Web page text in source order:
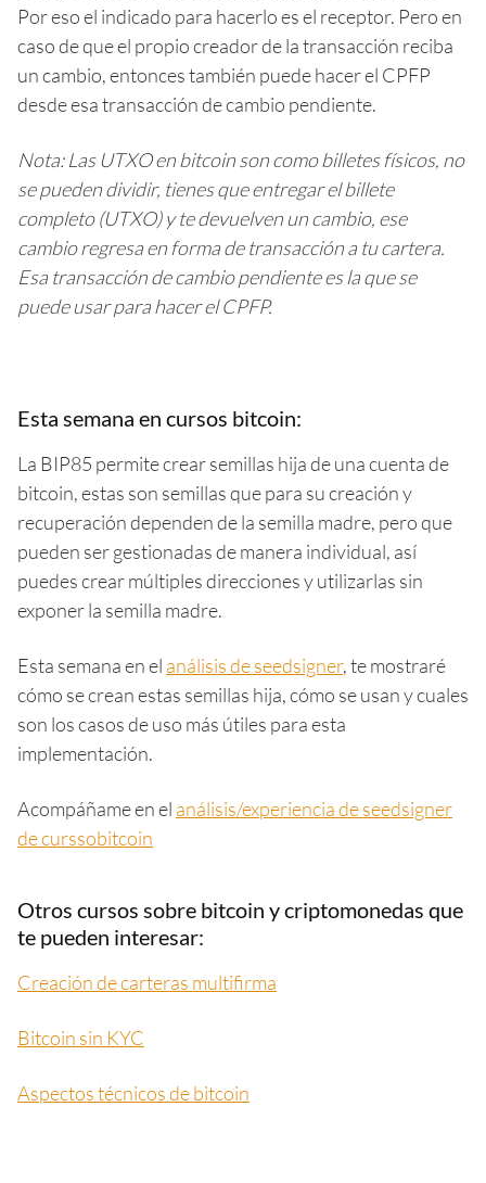
Por eso el indicado para hacerlo es el receptor. Pero en
caso de que el propio creador de la transacción reciba
un cambio, entonces también puede hacer el CPFP
desde esa transacción de cambio pendiente.
Nota: Las UTXO en bitcoin son como billetes físicos, no
se pueden dividir, tienes que entregar el billete
completo (UTXO) y te devuelven un cambio, ese
cambio regresa en forma de transacción a tu cartera.
Esa transacción de cambio pendiente es la que se
puede usar para hacer el CPFP.
Esta semana en cursos bitcoin:
La BIP85 permite crear semillas hija de una cuenta de
bitcoin, estas son semillas que para su creación y
recuperación dependen de la semilla madre, pero que
pueden ser gestionadas de manera individual, así
puedes crear múltiples direcciones y utilizarlas sin
exponer la semilla madre.
Esta semana en el análisis de seedsigner, te mostraré
cómo se crean estas semillas hija, cómo se usan y cuales
son los casos de uso más útiles para esta
implementación.
Acompáñame en el análisis/experiencia de seedsigner
de curssobitcoin
Otros cursos sobre bitcoin y criptomonedas que
te pueden interesar:
Creación de carteras multifirma
Bitcoin sin KYC
Aspectos técnicos de bitcoin